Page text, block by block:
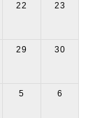
22 23
29 30
5 6